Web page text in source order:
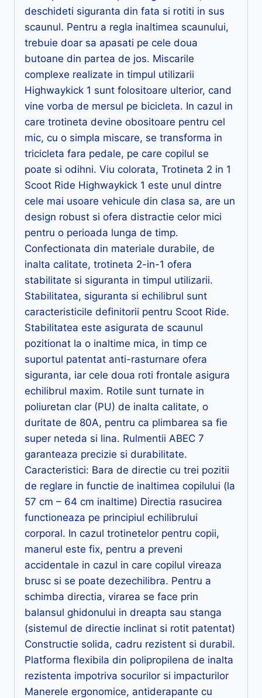
deschideti siguranta din fata si rotiti in sus
scaunul. Pentru a regla inaltimea scaunului,
trebuie doar sa apasati pe cele doua
butoane din partea de jos. Miscarile
complexe realizate in timpul utilizarii
Highwaykick 1 sunt folositoare ulterior, cand
vine vorba de mersul pe bicicleta. In cazul in
care trotineta devine obositoare pentru cel
mic, cu o simpla miscare, se transforma in
tricicleta fara pedale, pe care copilul se
poate si odihni. Viu colorata, Trotineta 2 in 1
Scoot Ride Highwaykick 1 este unul dintre
cele mai usoare vehicule din clasa sa, are un
design robust si ofera distractie celor mici
pentru o perioada lunga de timp.
Confectionata din materiale durabile, de
inalta calitate, trotineta 2-in-1 ofera
stabilitate si siguranta in timpul utilizarii.
Stabilitatea, siguranta si echilibrul sunt
caracteristicile definitorii pentru Scoot Ride.
Stabilitatea este asigurata de scaunul
pozitionat la o inaltime mica, in timp ce
suportul patentat anti-rasturnare ofera
siguranta, iar cele doua roti frontale asigura
echilibrul maxim. Rotile sunt turnate in
poliuretan clar (PU) de inalta calitate, o
duritate de 80A, pentru ca plimbarea sa fie
super neteda si lina. Rulmentii ABEC 7
garanteaza precizie si durabilitate.
Caracteristici: Bara de directie cu trei pozitii
de reglare in functie de inaltimea copilului (la
57 cm – 64 cm inaltime) Directia rasucirea
functioneaza pe principiul echilibrului
corporal. In cazul trotinetelor pentru copii,
manerul este fix, pentru a preveni
accidentale in cazul in care copilul vireaza
brusc si se poate dezechilibra. Pentru a
schimba directia, virarea se face prin
balansul ghidonului in dreapta sau stanga
(sistemul de directie inclinat si rotit patentat)
Constructie solida, cadru rezistent si durabil.
Platforma flexibila din polipropilena de inalta
rezistenta impotriva socurilor si impacturilor
Manerele ergonomice, antiderapante cu